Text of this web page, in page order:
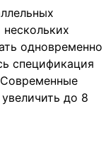
одновременно
спецификация
до 8